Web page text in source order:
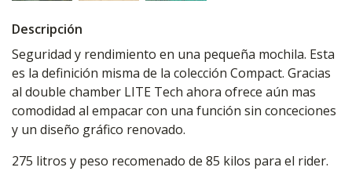
Descripción
Seguridad y rendimiento en una pequeña mochila. Esta
es la definición misma de la colección Compact. Gracias
al double chamber LITE Tech ahora ofrece aún mas
comodidad al empacar con una función sin conceciones
y un diseño gráfico renovado.
275 litros y peso recomenado de 85 kilos para el rider.